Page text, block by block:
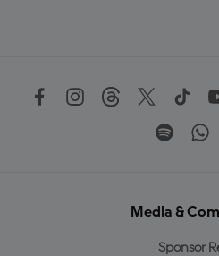
Media &
Sponsor